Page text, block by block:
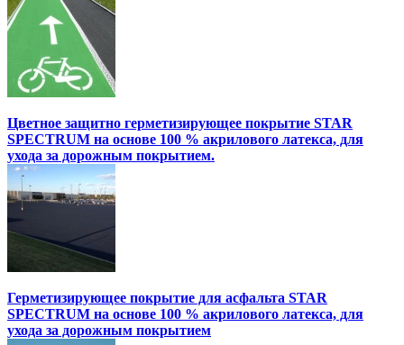
Цветное защитно герметизирующее покрытие STAR
SPECTRUM на основе 100 % акрилового латекса, для
ухода за дорожным покрытием.
Герметизирующее покрытие для асфальта STAR
SPECTRUM на основе 100 % акрилового латекса, для
ухода за дорожным покрытием